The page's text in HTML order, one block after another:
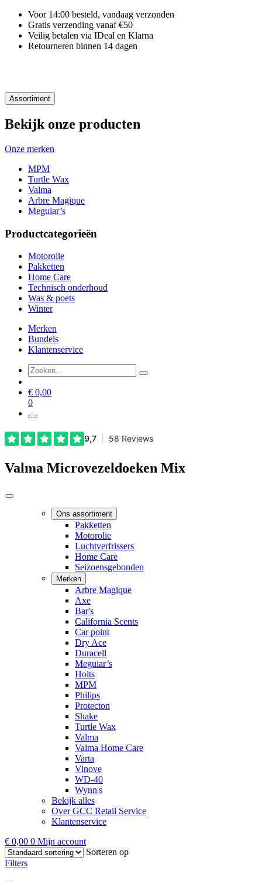
Voor 14:00 besteld, vandaag verzonden
Gratis verzending vanaf €50
Veilig betalen via IDeal en Klarna
Retourneren binnen 14 dagen
Assortiment
Bekijk onze producten
Onze merken
MPM
Turtle Wax
Valma
Arbre Magique
Meguiar’s
Productcategorieën
Motorolie
Pakketten
Home Care
Technisch onderhoud
Was & poets
Winter
Merken
Bundels
Klantenservice
€ 0,00
0
Valma Microvezeldoeken Mix
Ons assortiment
Pakketten
Motorolie
Luchtverfrissers
Home Care
Seizoensgebonden
Merken
Arbre Magique
Axe
Bar's
California Scents
Car point
Dry Ace
Duracell
Meguiar’s
Holts
MPM
Philips
Protecton
Shake
Turtle Wax
Valma
Valma Home Care
Varta
Vinove
WD-40
Wynn's
Bekijk alles
Over GCC Retail Service
Klantenservice
€ 0,00 0 Mijn account
Sorteren op
Filters